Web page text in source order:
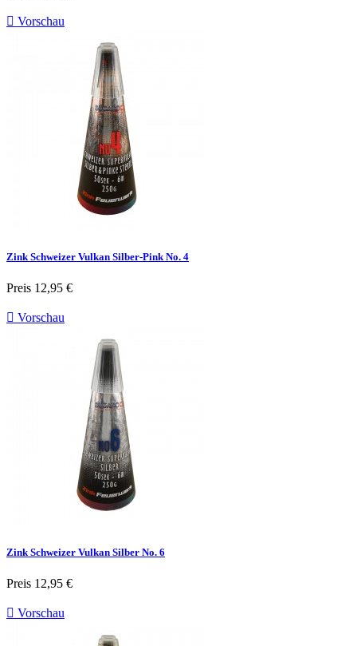
 Vorschau
Zink Schweizer Vulkan Silber-Pink No. 4
Preis 12,95 €
 Vorschau
Zink Schweizer Vulkan Silber No. 6
Preis 12,95 €
 Vorschau